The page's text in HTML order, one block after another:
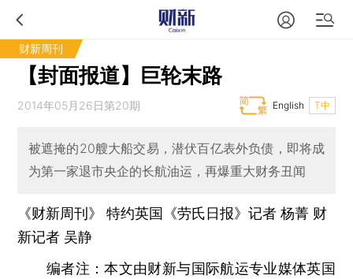
财新周刊
【封面报道】巨轮末路
2014年05月26日第20期 T中
English
被遮掩的20艘大船交易，潜伏百亿表外负债，即将成
为第一家退市央企的长航油运，再爆重大财务丑闻
《财新周刊》 特约英国《劳氏日报》记者 杨菁 财
新记者 吴静
编者注：本文由财新与国际航运专业媒体英国